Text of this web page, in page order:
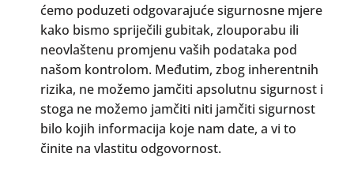
ćemo poduzeti odgovarajuće sigurnosne mjere
kako bismo spriječili gubitak, zlouporabu ili
neovlaštenu promjenu vaših podataka pod
našom kontrolom. Međutim, zbog inherentnih
rizika, ne možemo jamčiti apsolutnu sigurnost i
stoga ne možemo jamčiti niti jamčiti sigurnost
bilo kojih informacija koje nam date, a vi to
činite na vlastitu odgovornost.